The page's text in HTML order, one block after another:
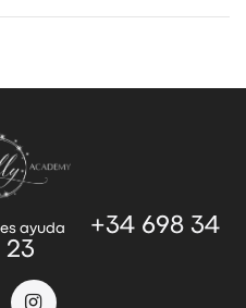
ayuda
+34 698 34
23